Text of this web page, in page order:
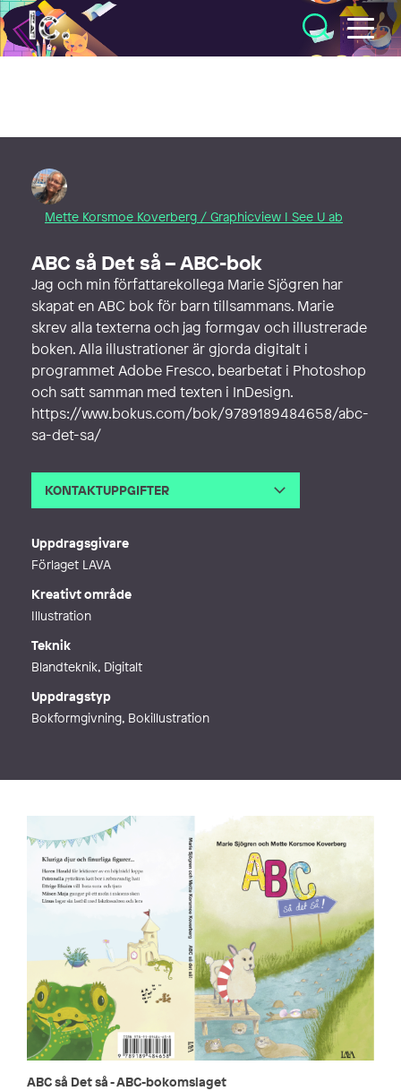
Illustratörcentrum
Mette Korsmoe Koverberg / Graphicview I See U ab
ABC så Det så – ABC-bok
Jag och min författarekollega Marie Sjögren har
skapat en ABC bok för barn tillsammans. Marie
skrev alla texterna och jag formgav och illustrerade
boken. Alla illustrationer är gjorda digitalt i
programmet Adobe Fresco, bearbetat i Photoshop
och satt samman med texten i InDesign.
https://www.bokus.com/bok/9789189484658/abc-
sa-det-sa/
KONTAKTUPPGIFTER
Uppdragsgivare
Förlaget LAVA
Kreativt område
Illustration
Teknik
Blandteknik, Digitalt
Uppdragstyp
Bokformgivning, Bokillustration
ABC så Det så - ABC-bokomslaget